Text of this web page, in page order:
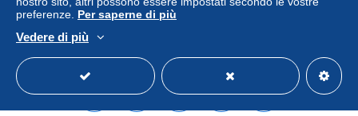
dell'acquirente.
Per conoscere i termini per il reso e per il rimborso
dell'oggetto
NOTEZ BIEN MON ABSENCE de QQ jours
preferenze. Per saperne di più
Vedere di più